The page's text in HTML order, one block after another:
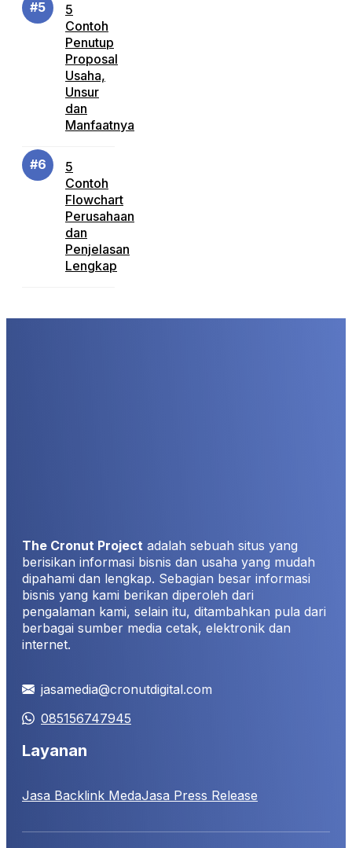
5
Contoh
Penutup
Proposal
Usaha,
Unsur
dan
Manfaatnya
5
Contoh
Flowchart
Perusahaan
dan
Penjelasan
Lengkap
The Cronut Project adalah sebuah situs yang
berisikan informasi bisnis dan usaha yang mudah
dipahami dan lengkap. Sebagian besar informasi
bisnis yang kami berikan diperoleh dari
pengalaman kami, selain itu, ditambahkan pula dari
berbagai sumber media cetak, elektronik dan
internet.
jasamedia@cronutdigital.com
085156747945
Layanan
Jasa Backlink MedaJasa Press Release